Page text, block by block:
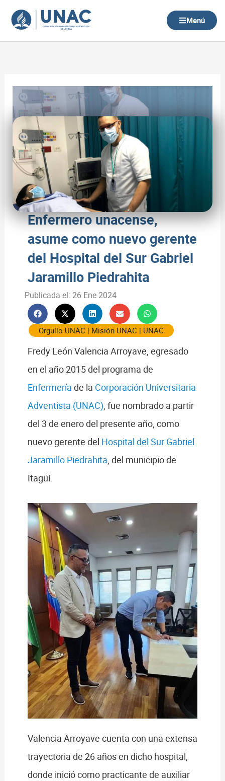
contenido
Menú
Enfermero unacense,
asume como nuevo gerente
del Hospital del Sur Gabriel
Jaramillo Piedrahita
Publicada el: 26 Ene 2024
Orgullo UNAC | Misión UNAC | UNAC
Fredy León Valencia Arroyave, egresado
en el año 2015 del programa de
Enfermería de la Corporación Universitaria
Adventista (UNAC), fue nombrado a partir
del 3 de enero del presente año, como
nuevo gerente del Hospital del Sur Gabriel
Jaramillo Piedrahita, del municipio de
Itagüí.
Valencia Arroyave cuenta con una extensa
trayectoria de 26 años en dicho hospital,
donde inició como practicante de auxiliar